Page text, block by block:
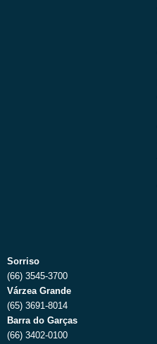
Sorriso
(66) 3545-3700
Várzea Grande
(65) 3691-8014
Barra do Garças
(66) 3402-0100